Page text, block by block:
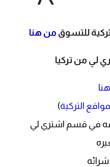
للتسوق من هنا
لي من تركيا
التركية)
في قسم اشتري لي